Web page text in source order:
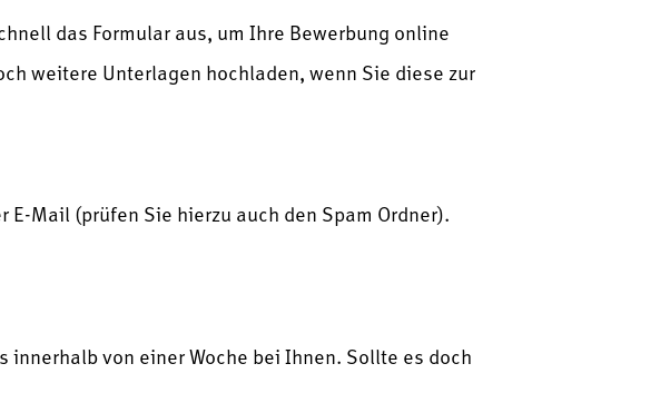
das Formular aus, um Ihre Bewerbung online
weitere Unterlagen hochladen, wenn Sie diese zur
Mail (prüfen Sie hierzu auch den Spam Ordner).
innerhalb von einer Woche bei Ihnen. Sollte es doch